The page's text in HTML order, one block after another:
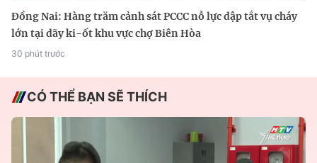
Đồng Nai: Hàng trăm cảnh sát PCCC nỗ lực dập tắt vụ cháy
lớn tại dãy ki-ốt khu vực chợ Biên Hòa
30 phút trước
CÓ THỂ BẠN SẼ THÍCH